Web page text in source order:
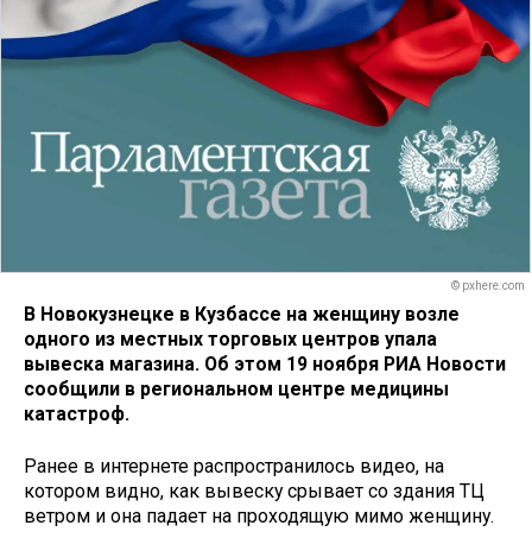
© pxhere.com
В Новокузнецке в Кузбассе на женщину возле
одного из местных торговых центров упала
вывеска магазина. Об этом 19 ноября РИА Новости
сообщили в региональном центре медицины
катастроф.
Ранее в интернете распространилось видео, на
котором видно, как вывеску срывает со здания ТЦ
ветром и она падает на проходящую мимо женщину.